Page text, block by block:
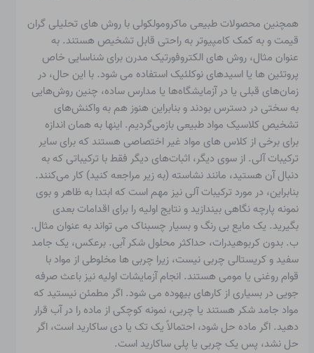
همچنین محصولات طبیعی ماکرومولکولی با روش های تحلیلی گران
قیمت و به کمک کامپیوتر به راحتی قابل تشخیص هستند. به
عنوان مثال، روش های الکتروفورتیک مدرن برای شناسایی خاص
پروتئین ها یا اسیدهای نوکلئیک استفاده می شود. با این حال، در
زمان‌های قبلی یا در آزمایشگاه‌ها یا مدارس ساده، چنین روش‌هایی
به سختی در دسترس بودند و بنابراین هنوز هم به واکنش‌های
تشخیص کلاسیک مواد طبیعی بازمی‌گردیم. اینها به همان اندازه
برای برخی از کلاس های مواد غیر اختصاصی هستند که برای سایر
ترکیبات آلی. از سوی دیگر، اثبات‌های دیگر فقط با ترکیباتی که به
دنبال آن هستید، مانند نشاسته (به زیر مراجعه کنید) کار می‌کنند.
بنابراین، در مورد ترکیبات آلی نیز مهم است که ابتدا به ظاهر و بوی
نمونه پارچه نگاهی بیندازید و نتایج اولیه را برای اقدامات بعدی
بگیرید. یک مایع بی رنگ و بسیار چسبناک می تواند به عنوان مثال.
ب. بدون کربوهیدرات، حداکثر محلول شکر آبی. برعکس، یک جامد
سفید و کریستالی چربی نیست، زیرا چربی ها مخلوطی از مواد با
قوام روغنی یا مومی هستند. انجام آزمایشات اولیه نیز باعث صرفه
جویی در بسیاری از کارهای بیهوده می شود. اگر مطمئن نیستید که
مواد جامد شکر هستند یا چربی، نمونه کوچکی از ماده را در آب قرار
دهید. اگر ماده حل شود، احتمالاً یک تک یا دی ساکارید است، اگر
حل نشد، پس یک چربی یا پلی ساکارید است.